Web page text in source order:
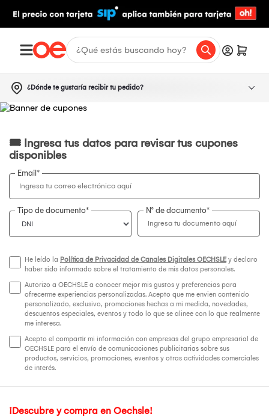
¿Dónde te gustaría recibir tu pedido?
🎟 Ingresa tus datos para revisar tus cupones
disponibles
Email *
Tipo de documento* N° de documento*
He leído la Política de Privacidad de Canales Digitales OECHSLEy declaro
haber sido informado sobre el tratamiento de mis datos personales.
Autorizo a OECHSLE a conocer mejor mis gustos y preferencias para
ofrecerme experiencias personalizadas. Acepto que me envien contenido
personalizado, exclusivo, promociones hechas a mi medida, novedades,
descuentos especiales, eventos y todo lo que se alinee con lo que realmente
me interesa.
Acepto el compartir mi información con empresas del grupo empresarial de
OECHSLE para el envío de comunicaciones publicitarias sobre sus
productos, servicios, promociones, eventos y otras actividades comerciales
de interés.
¡Descubre y compra en Oechsle!